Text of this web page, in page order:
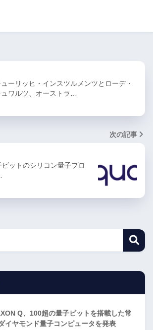
ーリッヒ・インスツルメンツとローデ・
ュワルツ、オーストラ…
次の記事
ットのシリコン量子プロ
Q、100超の量子ビットを搭載した常
イヤモンド量子コンピュータを発表